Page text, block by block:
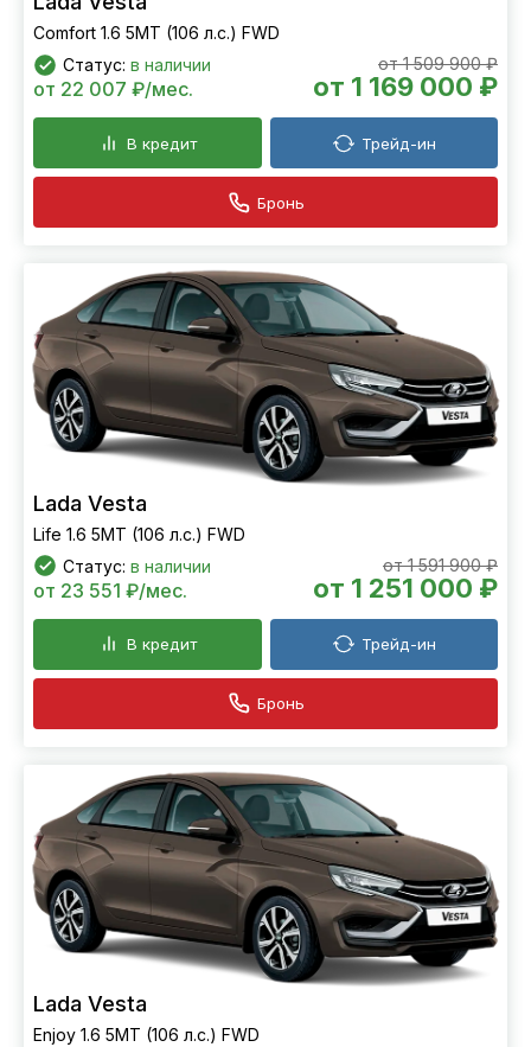
Comfort 1.6 5MT (106 л.с.) FWD
Статус: в наличии от 1 509 900 ₽
от 1 169 000 ₽
от 22 007 ₽/мес.
В кредит Трейд-ин
Бронь
Lada Vesta
Life 1.6 5MT (106 л.с.) FWD
Статус: в наличии от 1 591 900 ₽
от 1 251 000 ₽
от 23 551 ₽/мес.
В кредит Трейд-ин
Бронь
Lada Vesta
Enjoy 1.6 5MT (106 л.с.) FWD